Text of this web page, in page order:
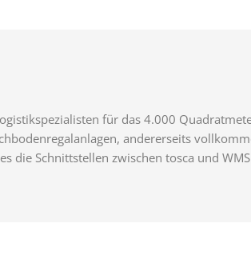
für das 4.000
andererseits
die Schnittstellen zwischen tosca und WMS